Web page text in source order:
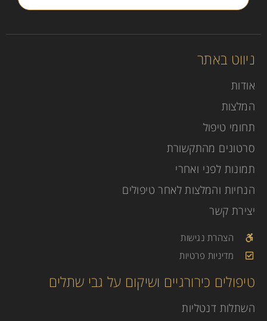
ניווט באתר
אודות
המלצות
תחומי טיפול
סרטונים מהתקשורת
תמונות לפני ואחרי
הנחיות והמלצות לאחר טיפולים
יצירת קשר
הצהרת נגישות
מדיניות פרטיות
טיפולים כירורגיים ושיקום על גבי שתלים
השתלות דנטליות